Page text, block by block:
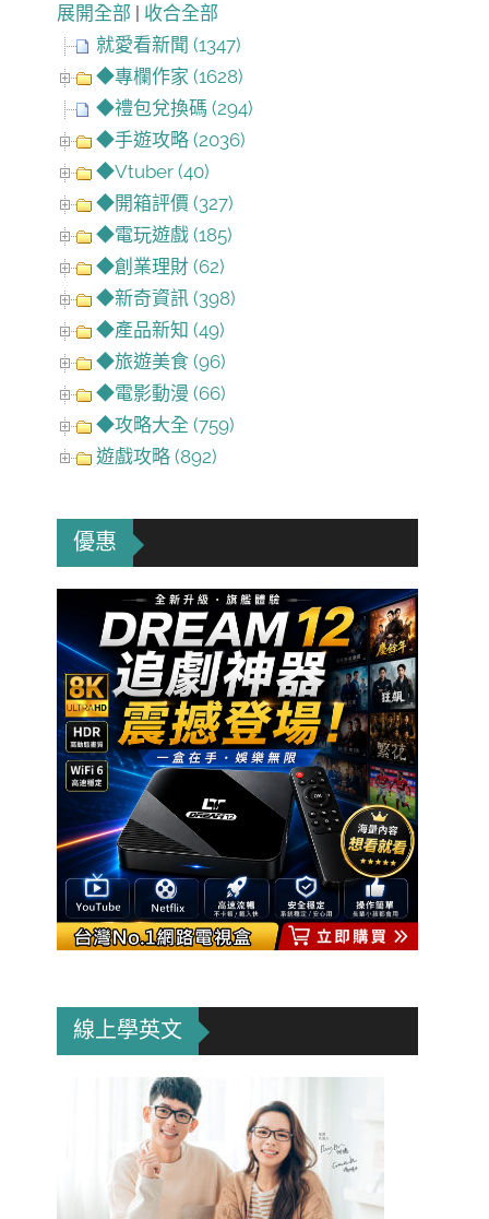
展開全部 | 收合全部
就愛看新聞 (1347)
◆專欄作家 (1628)
◆禮包兌換碼 (294)
◆手遊攻略 (2036)
◆Vtuber (40)
◆開箱評價 (327)
◆電玩遊戲 (185)
◆創業理財 (62)
◆新奇資訊 (398)
◆產品新知 (49)
◆旅遊美食 (96)
◆電影動漫 (66)
◆攻略大全 (759)
遊戲攻略 (892)
優惠
線上學英文